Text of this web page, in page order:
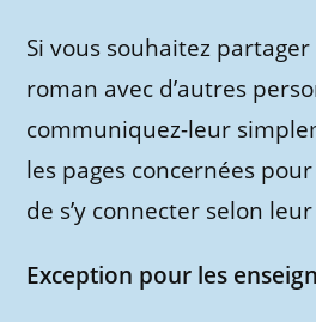
Si vous souhaitez
roman avec d’autres
communiquez-leur
les pages concernées
de s’y connecter selon
Exception pour les